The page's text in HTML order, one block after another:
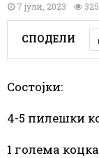
7 јули, 2023 325
СПОДЕЛИ
Состојки:
4-5 пилешки
1 голема